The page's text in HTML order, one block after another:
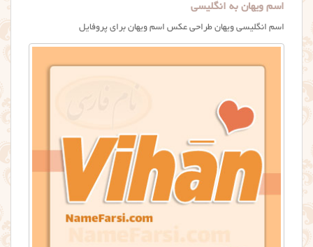
اسم ویهان به انگلیسی
اسم انگلیسی ویهان طراحی عکس اسم ويهان برای پروفایل